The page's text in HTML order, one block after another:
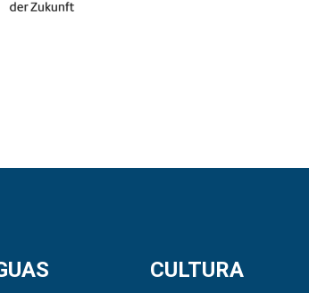
CULTURA